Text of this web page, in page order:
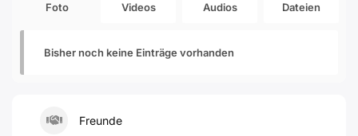
Foto Videos Audios Dateien
Bisher noch keine Einträge vorhanden
Freunde